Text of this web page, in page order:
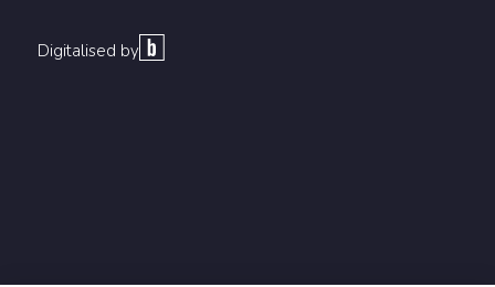
Digitalised by